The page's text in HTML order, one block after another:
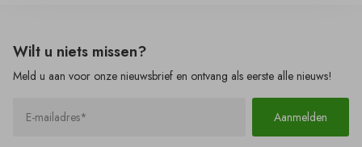
28.1 - Novatherm 1FR
22.1 - Conlit PS EIS 60
Wilt u niets missen?
Meld u aan voor onze nieuwsbrief en ontvang als eerste alle nieuws!
Aanmelden